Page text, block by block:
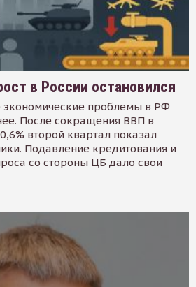
в России остановился
экономические проблемы в РФ
После сокращения ВВП в
второй квартал показал
Подавление кредитования и
со стороны ЦБ дало свои